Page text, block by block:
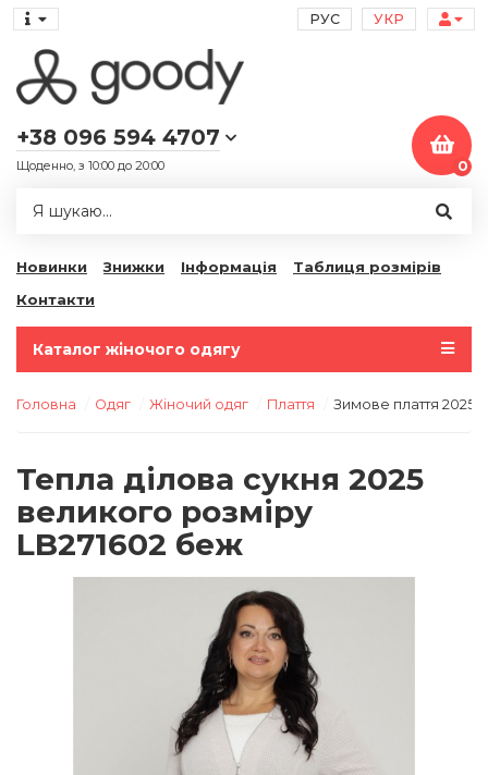
РУС УКР
+38 096 594 4707
Щоденно, з 10:00 до 20:00 0
Новинки Знижки Інформація
Таблиця розмірів
Контакти
Каталог жіночого одягу
Головна Одяг Жіночий одяг Плаття Зимове плаття 2025
Тепла ділова сукня 2025
великого розміру
LB271602 беж